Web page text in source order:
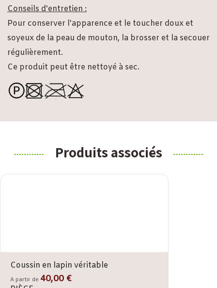
Conseils d'entretien :
Pour conserver l'apparence et le toucher doux et
soyeux de la peau de mouton, la brosser et la secouer
régulièrement.
Ce produit peut être nettoyé à sec.
Produits associés
Coussin en lapin véritable
A partir de 40,00 €